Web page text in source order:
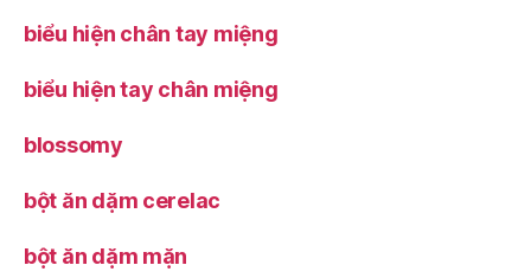
biểu hiện chân tay miệng
biểu hiện tay chân miệng
blossomy
bột ăn dặm cerelac
bột ăn dặm mặn